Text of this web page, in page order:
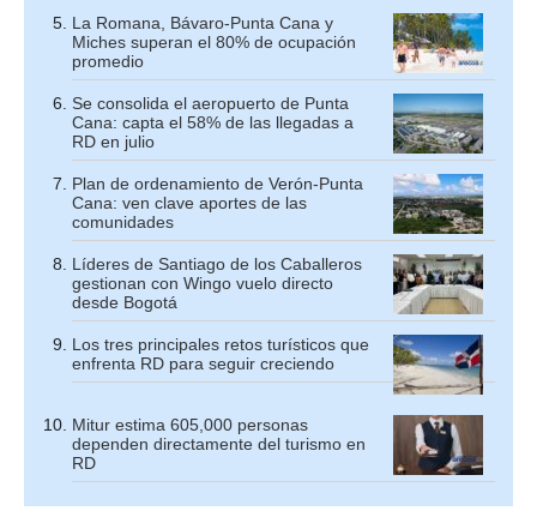
La Romana, Bávaro-Punta Cana y
Miches superan el 80% de ocupación
promedio
Se consolida el aeropuerto de Punta
Cana: capta el 58% de las llegadas a
RD en julio
Plan de ordenamiento de Verón-Punta
Cana: ven clave aportes de las
comunidades
Líderes de Santiago de los Caballeros
gestionan con Wingo vuelo directo
desde Bogotá
Los tres principales retos turísticos que
enfrenta RD para seguir creciendo
Mitur estima 605,000 personas
dependen directamente del turismo en
RD